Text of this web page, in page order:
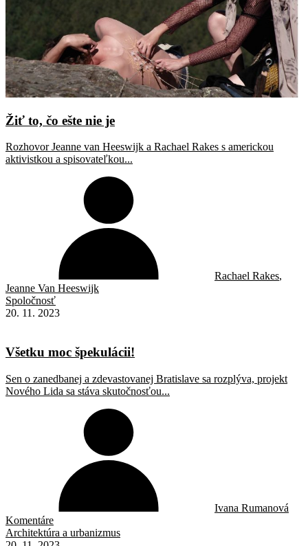
Žiť to, čo ešte nie je
Rozhovor Jeanne van Heeswijk a Rachael Rakes s americkou
aktivistkou a spisovateľkou...
Rachael Rakes,
Jeanne Van Heeswijk
Spoločnosť
20. 11. 2023
Všetku moc špekulácii!
Sen o zanedbanej a zdevastovanej Bratislave sa rozplýva, projekt
Nového Lida sa stáva skutočnosťou...
Ivana Rumanová
Komentáre
Architektúra a urbanizmus